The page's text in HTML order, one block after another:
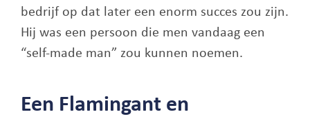
bedrijf op dat later een enorm succes zou zijn.
Hij was een persoon die men vandaag een
“self-made man” zou kunnen noemen.
Een Flamingant en